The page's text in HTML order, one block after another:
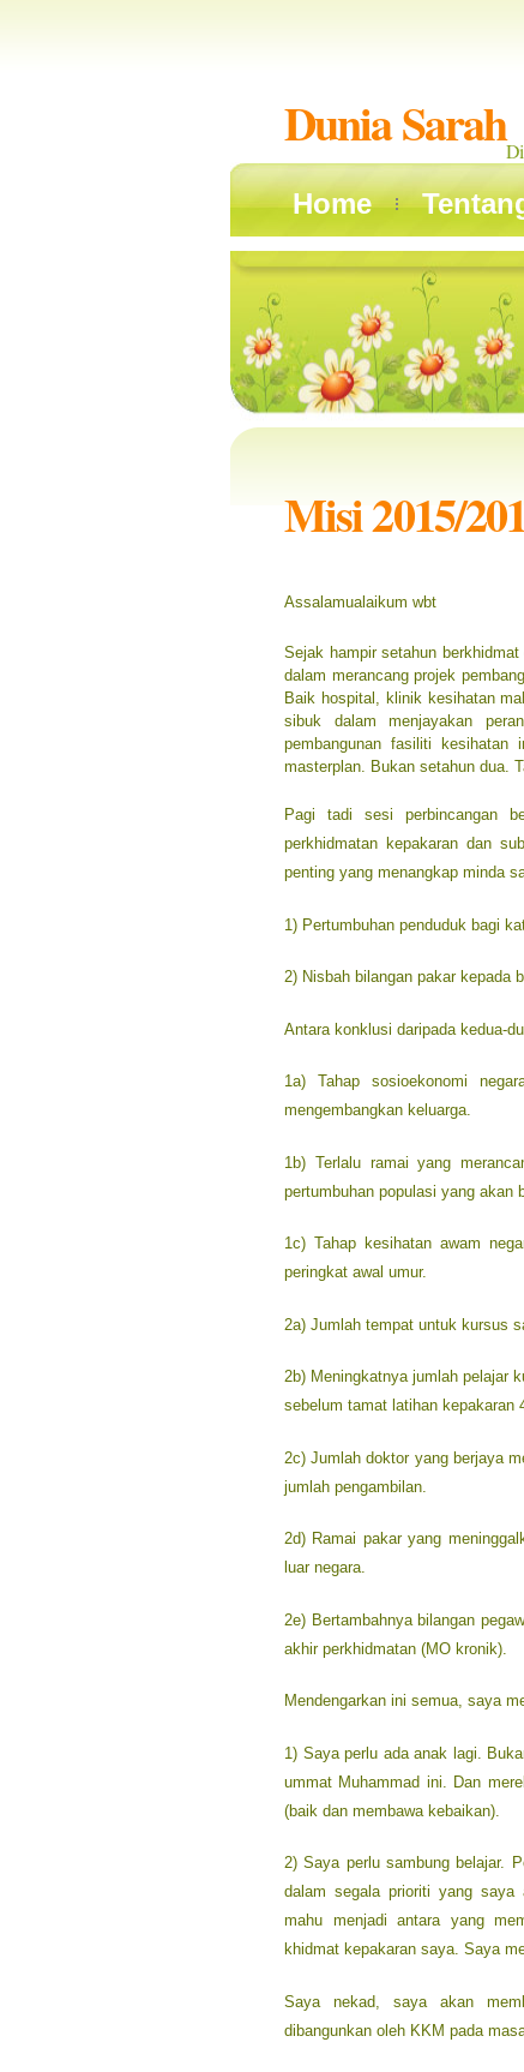
Dunia Sarah
Home
Misi 2015/
Assalamualaikum wbt
Sejak hampir setahun
dalam merancang projek
Baik hospital, klinik kesihatan
sibuk dalam menjayakan
pembangunan fasiliti kesihatan
masterplan. Bukan setahun dua.
Pagi tadi sesi perbincangan
perkhidmatan kepakaran dan
penting yang menangkap minda
1) Pertumbuhan penduduk bagi
2) Nisbah bilangan pakar kepada
Antara konklusi daripada kedua-
1a) Tahap sosioekonomi
mengembangkan keluarga.
1b) Terlalu ramai yang
pertumbuhan populasi yang akan
1c) Tahap kesihatan awam
peringkat awal umur.
2a) Jumlah tempat untuk kursus
2b) Meningkatnya jumlah pelajar
sebelum tamat latihan kepakaran
2c) Jumlah doktor yang berjaya
jumlah pengambilan.
2d) Ramai pakar yang
luar negara.
2e) Bertambahnya bilangan
akhir perkhidmatan (MO kronik).
Mendengarkan ini semua, saya
1) Saya perlu ada anak lagi.
ummat Muhammad ini. Dan
(baik dan membawa kebaikan).
2) Saya perlu sambung belajar.
dalam segala prioriti yang saya
mahu menjadi antara yang
khidmat kepakaran saya. Saya
Saya nekad, saya akan
dibangunkan oleh KKM pada